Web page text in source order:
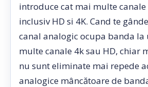
introduce cat mai multe
inclusiv HD si 4K. Cand te
canal analogic ocupa banda la
multe canale 4k sau HD, chiar
nu sunt eliminate mai repede
analogice mâncătoare de